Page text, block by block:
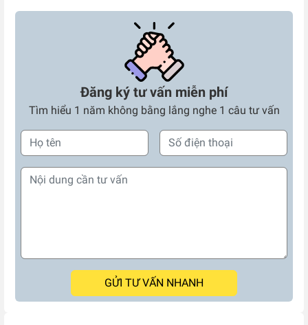
Đăng ký tư vấn miễn phí
Tìm hiểu 1 năm không bằng lắng nghe 1 câu tư vấn
GỬI TƯ VẤN NHANH